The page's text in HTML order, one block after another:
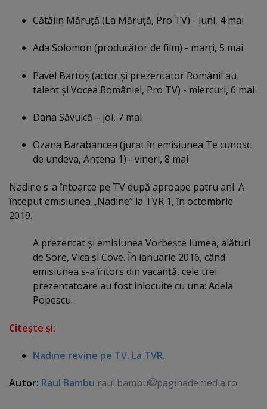
Cătălin Măruţă (La Măruţă, Pro TV) - luni, 4 mai
Ada Solomon (producător de film) - marţi, 5 mai
Pavel Bartoş (actor şi prezentator Românii au
talent şi Vocea României, Pro TV) - miercuri, 6 mai
Dana Săvuică – joi, 7 mai
Ozana Barabancea (jurat în emisiunea Te cunosc
de undeva, Antena 1) - vineri, 8 mai
Nadine s-a întoarce pe TV după aproape patru ani. A
început emisiunea „Nadine” la TVR 1, în octombrie
2019.
A prezentat şi emisiunea Vorbeşte lumea, alături
de Sore, Vica şi Cove. În ianuarie 2016, când
emisiunea s-a întors din vacanţă, cele trei
prezentatoare au fost înlocuite cu una: Adela
Popescu.
Citeşte şi:
Nadine revine pe TV. La TVR.
Autor: Raul Bambu raul.bambu paginademedia.ro